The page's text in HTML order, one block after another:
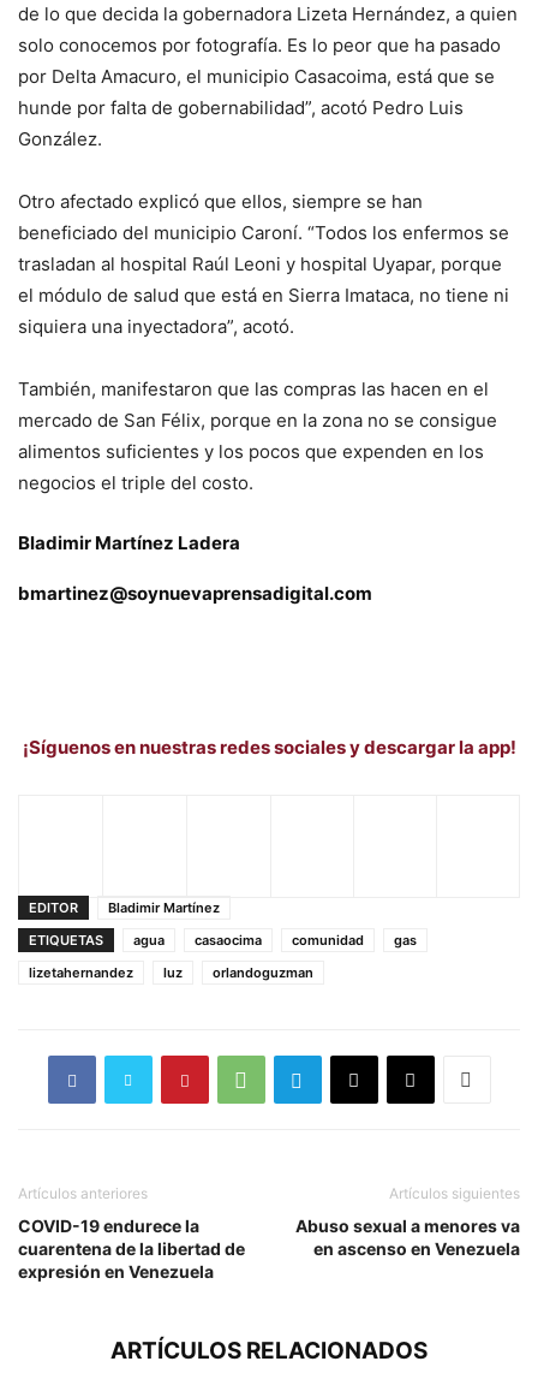
de lo que decida la gobernadora Lizeta Hernández, a quien
solo conocemos por fotografía. Es lo peor que ha pasado
por Delta Amacuro, el municipio Casacoima, está que se
hunde por falta de gobernabilidad”, acotó Pedro Luis
González.
Otro afectado explicó que ellos, siempre se han
beneficiado del municipio Caroní. “Todos los enfermos se
trasladan al hospital Raúl Leoni y hospital Uyapar, porque
el módulo de salud que está en Sierra Imataca, no tiene ni
siquiera una inyectadora”, acotó.
También, manifestaron que las compras las hacen en el
mercado de San Félix, porque en la zona no se consigue
alimentos suficientes y los pocos que expenden en los
negocios el triple del costo.
Bladimir Martínez Ladera
bmartinez@soynuevaprensadigital.com
¡Síguenos en nuestras redes sociales y descargar la app!
EDITOR
Bladimir Martínez
ETIQUETAS
agua casaocima comunidad
gas
lizetahernandez
luz orlandoguzman
Artículos anteriores
COVID-19 endurece la
cuarentena de la libertad de
expresión en Venezuela
Artículos siguientes
Abuso sexual a menores va
en ascenso en Venezuela
ARTÍCULOS RELACIONADOS